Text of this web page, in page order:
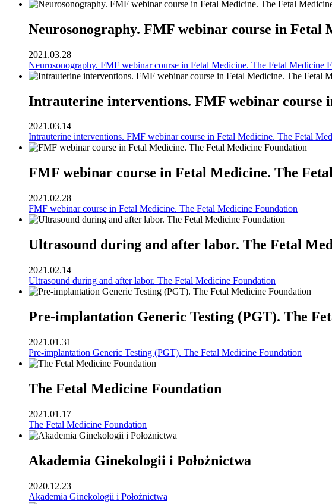
Neurosonography. FMF webinar course in
2021.03.28
Neurosonography. FMF webinar course in Fetal Medicine. The Fetal Medicine
Intrauterine interventions. FMF webinar course
2021.03.14
Intrauterine interventions. FMF webinar course in Fetal Medicine. The Fetal
FMF webinar course in Fetal Medicine. The
2021.02.28
FMF webinar course in Fetal Medicine. The Fetal Medicine Foundation
Ultrasound during and after labor. The Fetal
2021.02.14
Ultrasound during and after labor. The Fetal Medicine Foundation
Pre-implantation Generic Testing (PGT). The
2021.01.31
Pre-implantation Generic Testing (PGT). The Fetal Medicine Foundation
The Fetal Medicine Foundation
2021.01.17
The Fetal Medicine Foundation
Akademia Ginekologii i Położnictwa
2020.12.23
Akademia Ginekologii i Położnictwa